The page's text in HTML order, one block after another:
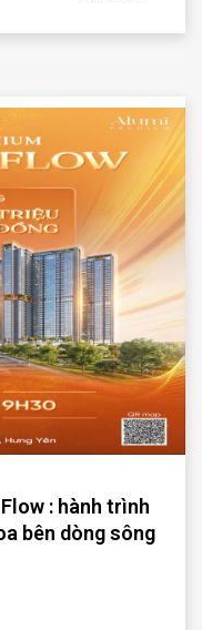
: hành trình
bên dòng sông